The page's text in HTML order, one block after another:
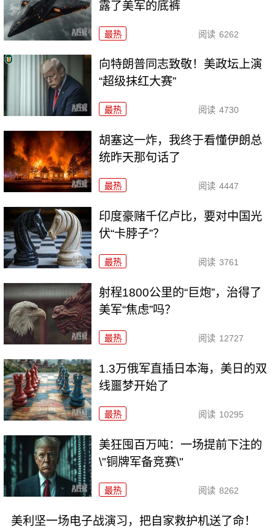
露了美军的底裤
最热 阅读 6262
向特朗普同志致敬！美政坛上演
“超级抹红大赛”
最热 阅读 4730
胡塞这一炸，我终于看懂伊朗总
统昨天那句话了
最热 阅读 4447
印度豪赌千亿卢比，要对中国光
伏“卡脖子”？
最热 阅读 3761
射程1800公里的“巨炮”，治得了
美军“焦虑”吗？
最热 阅读 12727
1.3万俄军直插日本海，美日的双
线噩梦开始了
最热 阅读 10295
美狂囤百万吨：一场提前下注的
\"铜牌军备竞赛\"
最热 阅读 8262
美利坚一场电子战演习，把自家救护机送了命！